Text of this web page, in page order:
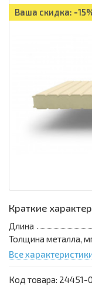
Ваша скидка: -
Краткие
Длина
Толщина металла,
Все
Код товара: 24451-